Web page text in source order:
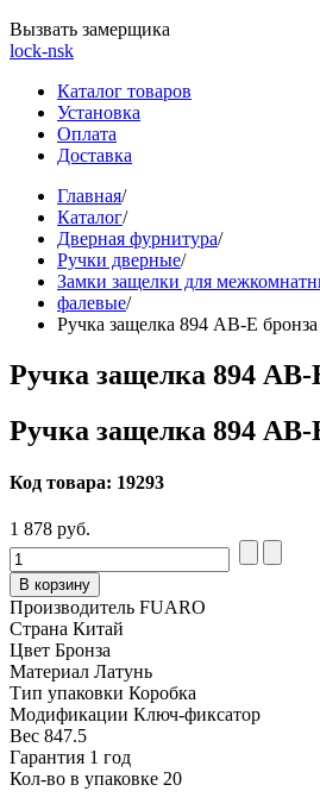
Вызвать замерщика
lock-nsk
Каталог товаров
Установка
Оплата
Доставка
Главная/
Каталог/
Дверная фурнитура/
Ручки дверные/
Замки защелки для
фалевые/
Ручка защелка 894 AB-E
Ручка защелка 894
Ручка защелка 894
Код товара: 19293
1 878 руб.
В корзину
Производитель FUARO
Страна Китай
Цвет Бронза
Материал Латунь
Тип упаковки Коробка
Модификации Ключ-фиксатор
Вес 847.5
Гарантия 1 год
Кол-во в упаковке 20